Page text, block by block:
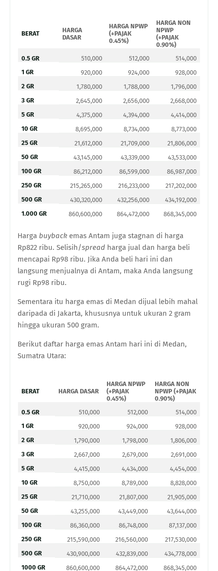
BERAT
HARGA
DASAR
HARGA NPWP
(+PAJAK
0.45%)
HARGA NON
NPWP
(+PAJAK
0.90%)
0.5 GR
510,000 512,000
514,000
1 GR
920,000 924,000
928,000
2 GR
1,780,000 1,788,000
1,796,000
3 GR
2,645,000 2,656,000
2,668,000
5 GR
4,375,000 4,394,000
4,414,000
10 GR
8,695,000 8,734,000
8,773,000
25 GR
21,612,000 21,709,000
21,806,000
50 GR
43,145,000 43,339,000
43,533,000
100 GR
86,212,000 86,599,000
86,987,000
250 GR
215,265,000 216,233,000
217,202,000
500 GR
430,320,000 432,256,000
434,192,000
1.000 GR
860,600,000 864,472,000 868,345,000
Harga buyback emas Antam juga stagnan di harga
Rp822 ribu. Selisih/spread harga jual dan harga beli
mencapai Rp98 ribu. Jika Anda beli hari ini dan
langsung menjualnya di Antam, maka Anda langsung
rugi Rp98 ribu.
Sementara itu harga emas di Medan dijual lebih mahal
daripada di Jakarta, khususnya untuk ukuran 2 gram
hingga ukuran 500 gram.
Berikut daftar harga emas Antam hari ini di Medan,
Sumatra Utara:
BERAT HARGA DASAR
HARGA NPWP
(+PAJAK
0.45%)
HARGA NON
NPWP (+PAJAK
0.90%)
0.5 GR
510,000 512,000
514,000
1 GR
920,000 924,000
928,000
2 GR
1,790,000 1,798,000
1,806,000
3 GR
2,667,000 2,679,000
2,691,000
5 GR
4,415,000 4,434,000
4,454,000
10 GR
8,750,000 8,789,000
8,828,000
25 GR
21,710,000 21,807,000
21,905,000
50 GR
43,255,000 43,449,000
43,644,000
100 GR
86,360,000 86,748,000
87,137,000
250 GR
215,590,000 216,560,000
217,530,000
500 GR
430,900,000 432,839,000
434,778,000
1000 GR
860,600,000 864,472,000 868,345,000